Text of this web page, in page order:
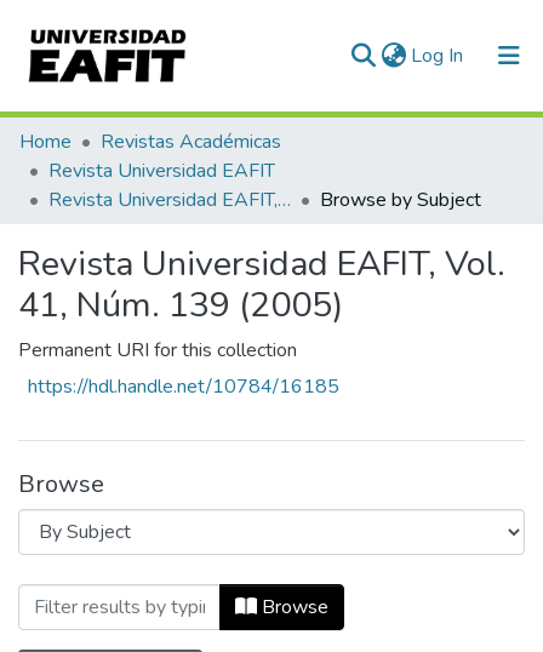
Log In (current)
Communities & Collections
All of DSpace
Home
Revistas Académicas
Revista Universidad EAFIT
Revista Universidad EAFIT, Vol. 41, Núm. 139 (2005)
Browse by Subject
Revista Universidad EAFIT, Vol.
41, Núm. 139 (2005)
Permanent URI for this collection
https://hdl.handle.net/10784/16185
Browse
Browsing Revista Universidad EAFIT,
Browse